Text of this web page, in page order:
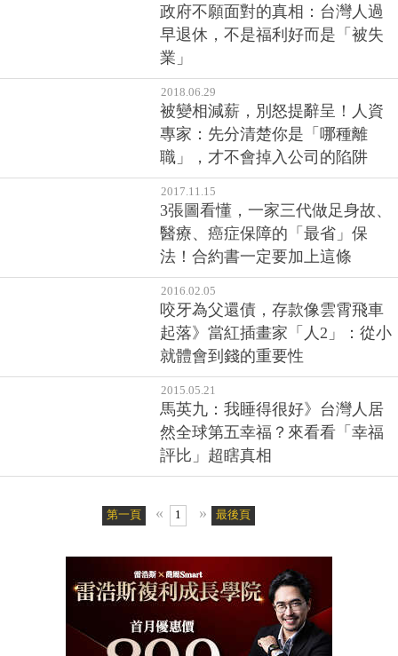
政府不願面對的真相：台灣人過
早退休，不是福利好而是「被失
業」
2018.06.29
被變相減薪，別怒提辭呈！人資
專家：先分清楚你是「哪種離
職」，才不會掉入公司的陷阱
2017.11.15
3張圖看懂，一家三代做足身故、
醫療、癌症保障的「最省」保
法！合約書一定要加上這條
2016.02.05
咬牙為父還債，存款像雲霄飛車
起落》當紅插畫家「人2」：從小
就體會到錢的重要性
2015.05.21
馬英九：我睡得很好》台灣人居
然全球第五幸福？來看看「幸福
評比」超瞎真相
第一頁 « 1 » 最後頁